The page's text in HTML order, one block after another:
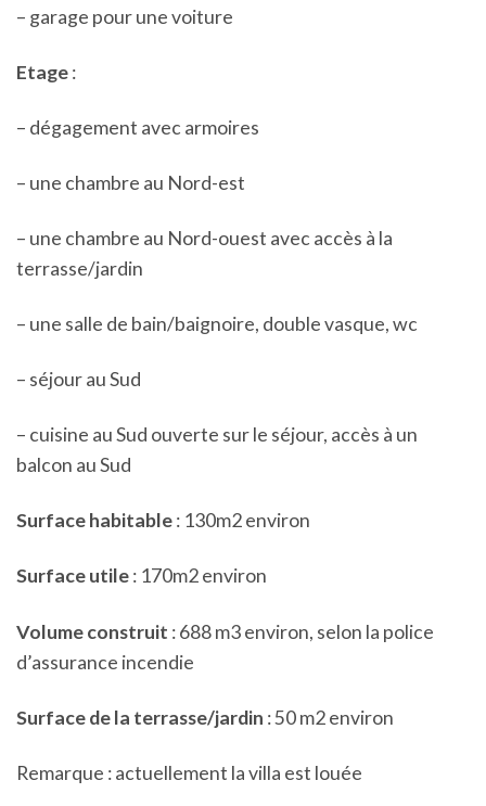
– garage pour une voiture
Etage:
– dégagement avec armoires
– une chambre au Nord-est
– une chambre au Nord-ouest avec accès à la
terrasse/jardin
– une salle de bain/baignoire, double vasque, wc
– séjour au Sud
– cuisine au Sud ouverte sur le séjour, accès à un
balcon au Sud
Surface habitable: 130m2 environ
Surface utile: 170m2 environ
Volume construit : 688 m3 environ, selon la police
d’assurance incendie
Surface de la terrasse/jardin :50 m2 environ
Remarque : actuellement la villa est louée